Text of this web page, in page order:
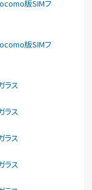
版SIMフ
版SIMフ
ラス
ラス
ラス
ラス